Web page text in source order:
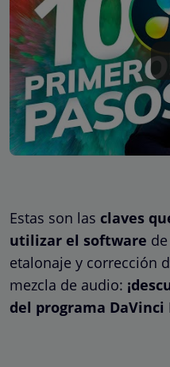
Estas son las claves
utilizar el software
etalonaje y corrección
mezcla de audio:
del programa DaVinci